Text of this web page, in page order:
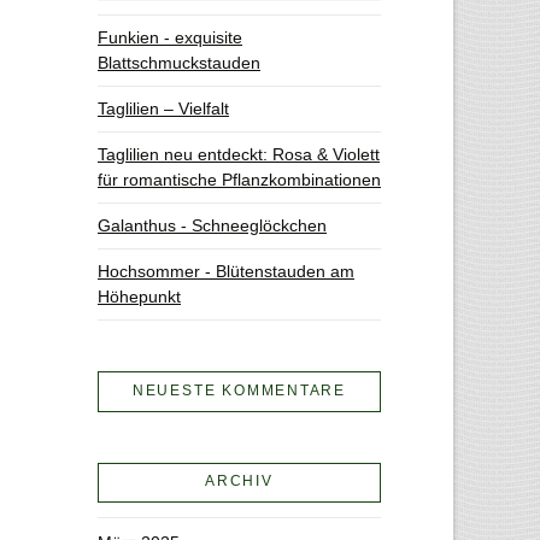
Funkien - exquisite
Blattschmuckstauden
Taglilien – Vielfalt
Taglilien neu entdeckt: Rosa & Violett
für romantische Pflanzkombinationen
Galanthus - Schneeglöckchen
Hochsommer - Blütenstauden am
Höhepunkt
NEUESTE KOMMENTARE
ARCHIV